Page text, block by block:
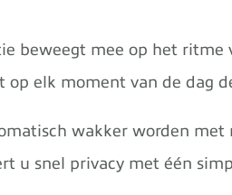
beweegt mee op het ritme
op elk moment van de dag
wakker worden
u snel privacy met één